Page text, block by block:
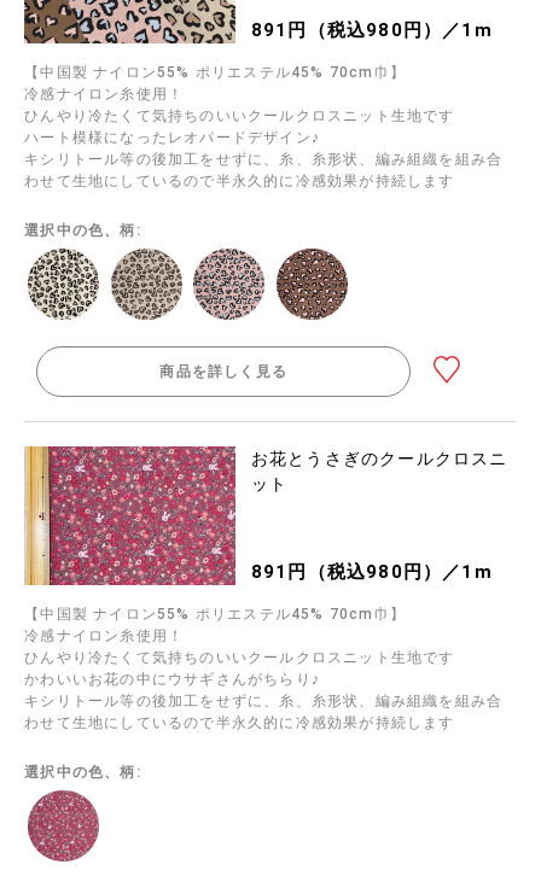
891円（税込980円）／1m
【中国製 ナイロン55% ポリエステル45% 70cm巾】
冷感ナイロン糸使用！
ひんやり冷たくて気持ちのいいクールクロスニット生地です
ハート模様になったレオパードデザイン♪
キシリトール等の後加工をせずに、糸、糸形状、編み組織を組み合
わせて生地にしているので半永久的に冷感効果が持続します
選択中の色、柄:
商品を詳しく見る
お花とうさぎのクールクロスニ
ット
891円（税込980円）／1m
【中国製 ナイロン55% ポリエステル45% 70cm巾】
冷感ナイロン糸使用！
ひんやり冷たくて気持ちのいいクールクロスニット生地です
かわいいお花の中にウサギさんがちらり♪
キシリトール等の後加工をせずに、糸、糸形状、編み組織を組み合
わせて生地にしているので半永久的に冷感効果が持続します
選択中の色、柄: